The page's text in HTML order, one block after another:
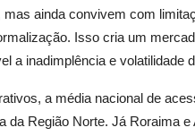
mas ainda convivem com
Isso cria um
a inadimplência e volatilidade
a média nacional de
da Região Norte. Já Roraima e